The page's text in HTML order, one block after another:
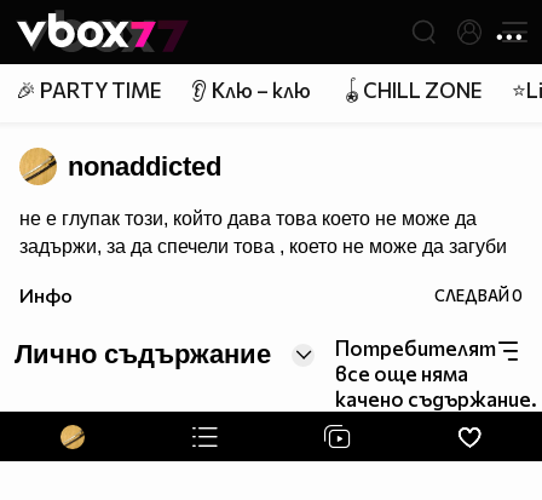
👾
🎉 PARTY TIME 👂 Клю – клю 🪀CHILL ZONE
nonaddicted
не е глупак този, който дава това което не може да
задържи, за да спечели това , което не може да загуби
Инфо СЛЕДВАЙ0
Лично съдържание
Потребителят
все още няма
качено съдържание.